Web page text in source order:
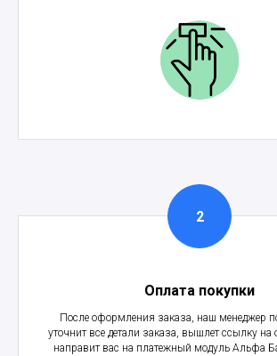
Оплата покупки
После оформления заказа, наш менеджер
уточнит все детали заказа, вышлет ссылку на
направит вас на платежный модуль Альфа